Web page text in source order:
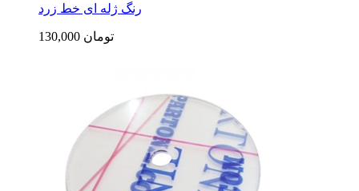
رنگ ژله ای خط زرد
130,000 تومان